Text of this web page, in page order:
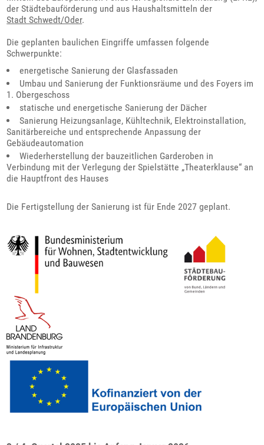
der Städtebauförderung und aus Haushaltsmitteln der
Stadt Schwedt/Oder.
Die geplanten baulichen Eingriffe umfassen folgende
Schwerpunkte:
energetische Sanierung der Glasfassaden
Umbau und Sanierung der Funktionsräume und des Foyers im
1. Obergeschoss
statische und energetische Sanierung der Dächer
Sanierung Heizungsanlage, Kühltechnik, Elektroinstallation,
Sanitärbereiche und entsprechende Anpassung der
Gebäudeautomation
Wiederherstellung der bauzeitlichen Garderoben in
Verbindung mit der Verlegung der Spielstätte „Theaterklause“ an
die Hauptfront des Hauses
Die Fertigstellung der Sanierung ist für Ende 2027 geplant.